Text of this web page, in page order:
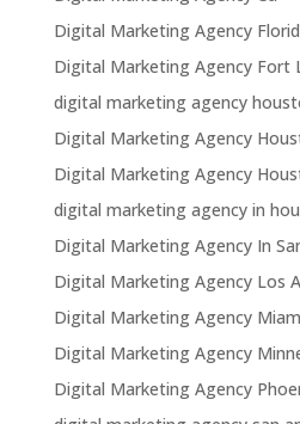
Digital Marketing Agency
Digital Marketing Agency Fort
digital marketing agency
Digital Marketing Agency
Digital Marketing Agency
digital marketing agency in
Digital Marketing Agency In
Digital Marketing Agency Los
Digital Marketing Agency
Digital Marketing Agency
Digital Marketing Agency